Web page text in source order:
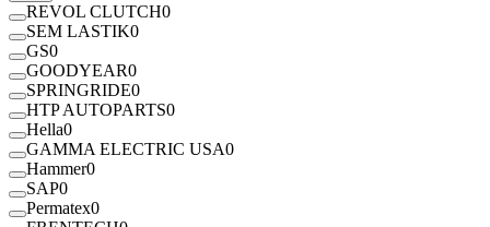
REVOL CLUTCH0
SEM LASTIK0
GS0
GOODYEAR0
SPRINGRIDE0
HTP AUTOPARTS0
Hella0
GAMMA ELECTRIC USA0
Hammer0
SAP0
Permatex0